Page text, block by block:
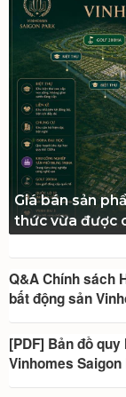
Giá bán sản
thức vừa được
Q&A Chính sách
bất động sản
[PDF] Bản đồ
Vinhomes Saigon